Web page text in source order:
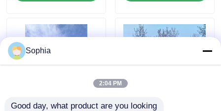
খবর
এক্সক্যাভেটর রিপেয়ার
Sophia
2:04 PM
Good day, what product are you looking